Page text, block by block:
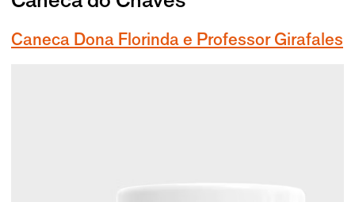
Caneca Dona Florinda e Professor Girafales